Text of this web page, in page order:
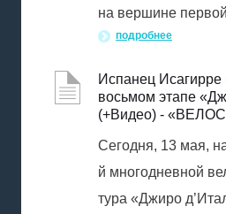
на вершине
подробнее
Испанец Исагирре
восьмом этапе
(+Видео) -
Сегодня, 13 мая,
й многодневной
тура «Джиро